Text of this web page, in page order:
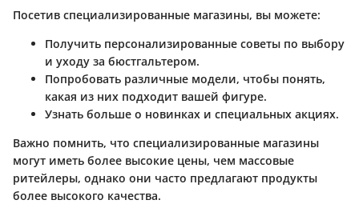
Посетив специализированные магазины, вы можете:
Получить персонализированные советы по выбору
и уходу за бюстгальтером.
Попробовать различные модели, чтобы понять,
какая из них подходит вашей фигуре.
Узнать больше о новинках и специальных акциях.
Важно помнить, что специализированные магазины
могут иметь более высокие цены, чем массовые
ритейлеры, однако они часто предлагают продукты
более высокого качества.